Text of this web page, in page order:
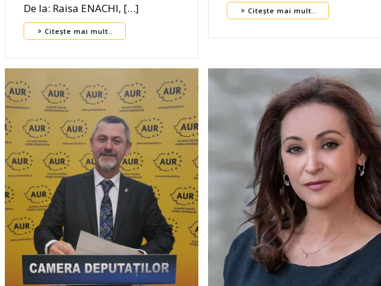
De la: Raisa ENACHI, […]
Citește mai mult..
Citește mai mult..